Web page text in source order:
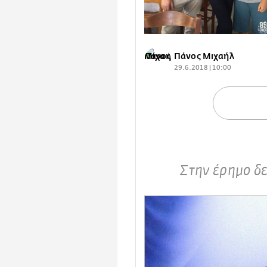
Πάνος Μιχαήλ
29.6.2018 | 10:00
Στην έρημο